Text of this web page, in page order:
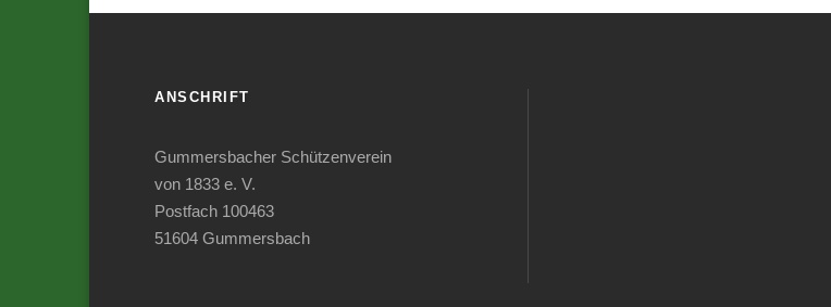
ANSCHRIFT
Gummersbacher Schützenverein
von 1833 e. V.
Postfach 100463
51604 Gummersbach